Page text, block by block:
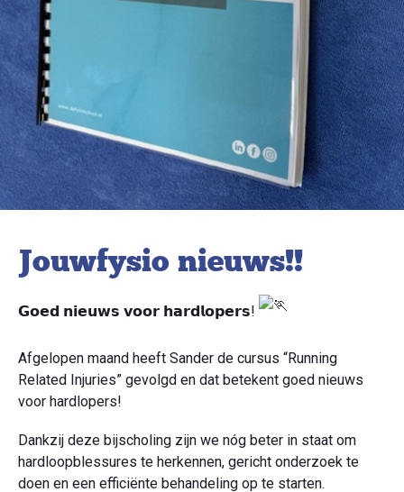
Jouwfysio nieuws!!
𝗚𝗼𝗲𝗱 𝗻𝗶𝗲𝘂𝘄𝘀 𝘃𝗼𝗼𝗿 𝗵𝗮𝗿𝗱𝗹𝗼𝗽𝗲𝗿𝘀!
Afgelopen maand heeft Sander de cursus “Running
Related Injuries” gevolgd en dat betekent goed nieuws
voor hardlopers!
Dankzij deze bijscholing zijn we nóg beter in staat om
hardloopblessures te herkennen, gericht onderzoek te
doen en een efficiënte behandeling op te starten.